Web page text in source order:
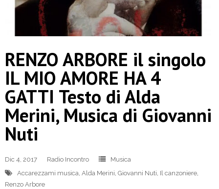
RENZO ARBORE il singolo
IL MIO AMORE HA 4
GATTI Testo di Alda
Merini, Musica di Giovanni
Nuti
Dic 4, 2017 Radio Incontro
Musica
Accarezzami musica Alda Merini Giovanni Nuti Il canzoniere
Renzo Arbore